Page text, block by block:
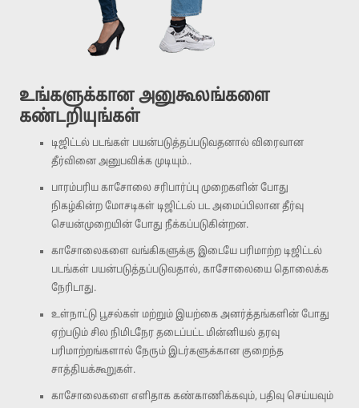
உங்களுக்கான அனுகூலங்களை
கண்டறியுங்கள்
டிஜிட்டல் படங்கள் பயன்படுத்தப்படுவதனால் விரைவான
தீர்வினை அனுபவிக்க முடியும்..
பாரம்பரிய காசோலை சரிபார்ப்பு முறைகளின் போது
நிகழ்கின்ற மோசடிகள் டிஜிட்டல் பட அமைப்பிலான தீர்வு
செயன்முறையின் போது நீக்கப்படுகின்றன.
காசோலைகளை வங்கிகளுக்கு இடையே பரிமாற்ற டிஜிட்டல்
படங்கள் பயன்படுத்தப்படுவதால், காசோலையை தொலைக்க
நேரிடாது.
உள்நாட்டு பூசல்கள் மற்றும் இயற்கை அனர்த்தங்களின் போது
ஏற்படும் சில நிமிடநேர தடைப்பட்ட மின்னியல் தரவு
பரிமாற்றங்களால் நேரும் இடர்களுக்கான குறைந்த
சாத்தியக்கூறுகள்.
காசோலைகளை எளிதாக கண்காணிக்கவும், பதிவு செய்யவும்